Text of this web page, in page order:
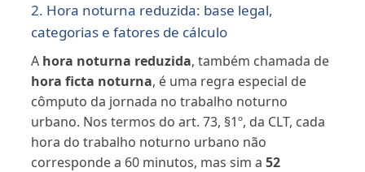
2. Hora noturna reduzida: base legal,
categorias e fatores de cálculo
A hora noturna reduzida, também chamada de
hora ficta noturna, é uma regra especial de
cômputo da jornada no trabalho noturno
urbano. Nos termos do art. 73, §1º, da CLT, cada
hora do trabalho noturno urbano não
corresponde a 60 minutos, mas sim a 52